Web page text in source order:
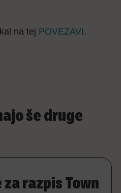
na tej POVEZAVI.
še druge
razpis Town